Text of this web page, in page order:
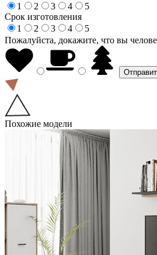
1
2 3 4
5
Срок изготовления
1
2 3 4
5
Пожалуйста, докажите, что вы
Похожие модели